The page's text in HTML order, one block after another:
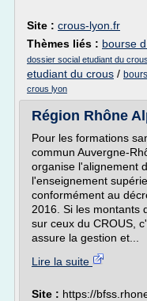
Site : crous-lyon.fr
Thèmes liés : bourse
dossier social etudiant du
etudiant du crous /
crous lyon
Région Rhône
Pour les formations
commun Auvergne-
organise l'alignement
l'enseignement
conformément au
2016. Si les montants
sur ceux du CROUS,
assure la gestion et...
Lire la suite
Site : https://